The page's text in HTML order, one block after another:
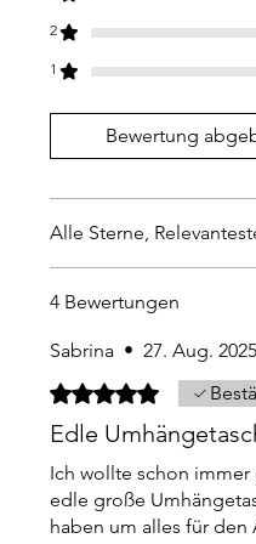
Karabiner, D-Ringe und
Gurtschieber sind
Maße des
In die Handtasche passt
z. B. ein großes
Schlüsselbund, eine
Taschentücher und
Kleinkram.
Du entscheidest was rein
2
1
Bewertung
Alle Sterne,
4 Bewertungen
Sabrina • 27. Aug. 2025
Mit 5 von 5 Sternen
Edle
Ich wollte schon immer
edle große
haben um alles für den